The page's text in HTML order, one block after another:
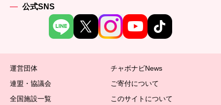
公式SNS
運営団体
チャボナビNews
連盟・協議会
ご寄付について
全国施設一覧
このサイトについて